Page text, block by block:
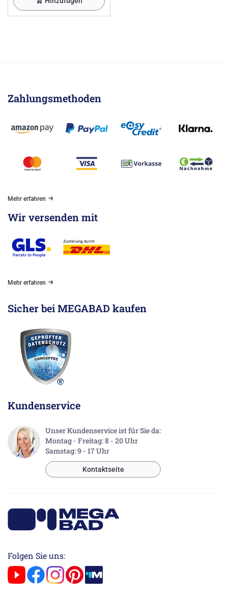
Zahlungsmethoden
Mehr erfahren
Wir versenden mit
Mehr erfahren
Sicher bei MEGABAD kaufen
Kundenservice
Unser Kundenservice ist für Sie da:
Montag - Freitag: 8 - 20 Uhr
Samstag: 9 - 17 Uhr
Kontaktseite
Folgen Sie uns: